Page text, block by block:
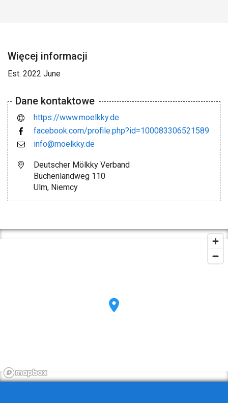
Więcej informacji
Est. 2022 June
Dane kontaktowe
https://www.moelkky.de
facebook.com/profile.php?id=100083306521589
info@moelkky.de
Deutscher Mölkky Verband
Buchenlandweg 110
Ulm, Niemcy